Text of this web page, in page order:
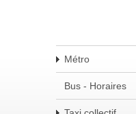
Métro
Bus - Horaires